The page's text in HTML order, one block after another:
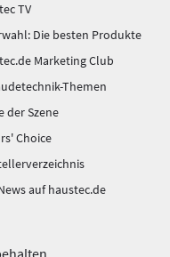
TV
Die besten Produkte
Marketing Club
Themen
der Szene
Choice
auf haustec.de